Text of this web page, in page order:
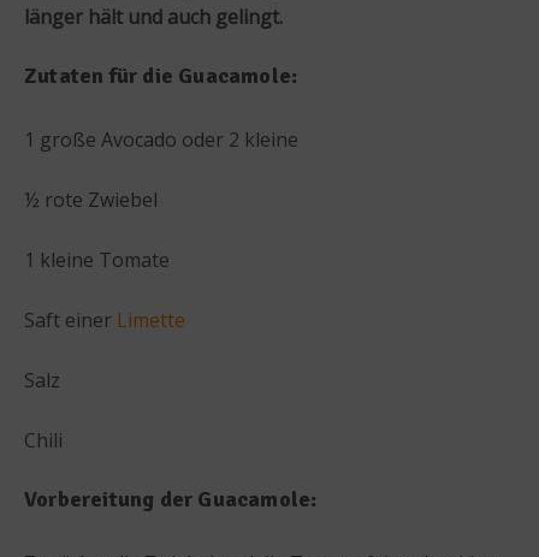
länger hält und auch gelingt.
Zutaten für die Guacamole:
1 große Avocado oder 2 kleine
½ rote Zwiebel
1 kleine Tomate
Saft einer Limette
Salz
Chili
Vorbereitung der Guacamole: